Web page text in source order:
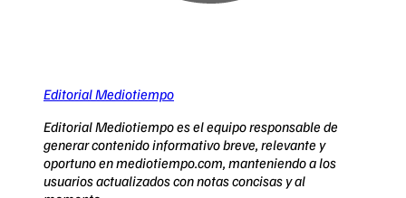
Editorial Mediotiempo
Editorial Mediotiempo es el equipo responsable de
generar contenido informativo breve, relevante y
oportuno en mediotiempo.com, manteniendo a los
usuarios actualizados con notas concisas y al